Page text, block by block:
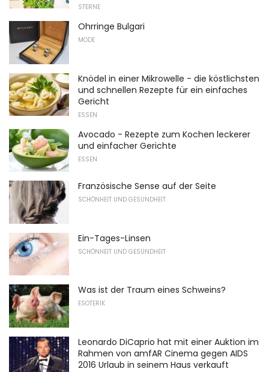
STERNE
Ohrringe Bulgari
MODE
Knödel in einer Mikrowelle - die köstlichsten
und schnellen Rezepte für ein einfaches
Gericht
ESSEN
Avocado - Rezepte zum Kochen leckerer
und einfacher Gerichte
ESSEN
Französische Sense auf der Seite
SCHÖNHEIT UND GESUNDHEIT
Ein-Tages-Linsen
SCHÖNHEIT UND GESUNDHEIT
Was ist der Traum eines Schweins?
ESOTERIK
Leonardo DiCaprio hat mit einer Auktion im
Rahmen von amfAR Cinema gegen AIDS
2016 Urlaub in seinem Haus verkauft